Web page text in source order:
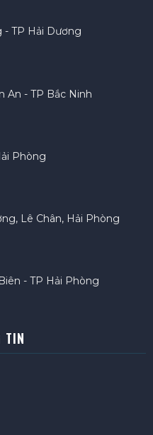
- TP Hải Dương
An - TP Bắc Ninh
Phòng
Lê Chân, Hải Phòng
- TP Hải Phòng
TIN